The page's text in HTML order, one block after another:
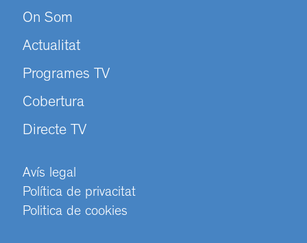
On Som
Actualitat
Programes TV
Cobertura
Directe TV
Avís legal
Política de privacitat
Politica de cookies